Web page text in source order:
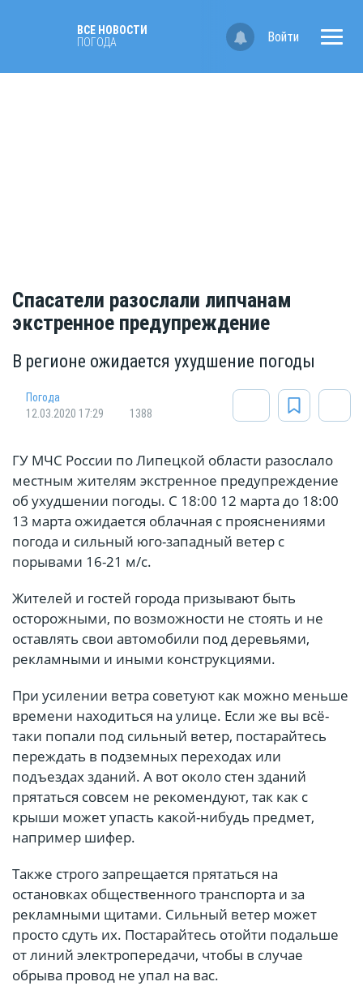
ВСЕ НОВОСТИ
ПОГОДА
Войти
Спасатели разослали липчанам
экстренное предупреждение
В регионе ожидается ухудшение погоды
Погода
12.03.2020 17:29
1388
ГУ МЧС России по Липецкой области разослало
местным жителям экстренное предупреждение
об ухудшении погоды. С 18:00 12 марта до 18:00
13 марта ожидается облачная с прояснениями
погода и сильный юго-западный ветер с
порывами 16-21 м/с.
Жителей и гостей города призывают быть
осторожными, по возможности не стоять и не
оставлять свои автомобили под деревьями,
рекламными и иными конструкциями.
При усилении ветра советуют как можно меньше
времени находиться на улице. Если же вы всё-
таки попали под сильный ветер, постарайтесь
переждать в подземных переходах или
подъездах зданий. А вот около стен зданий
прятаться совсем не рекомендуют, так как с
крыши может упасть какой-нибудь предмет,
например шифер.
Также строго запрещается прятаться на
остановках общественного транспорта и за
рекламными щитами. Сильный ветер может
просто сдуть их. Постарайтесь отойти подальше
от линий электропередачи, чтобы в случае
обрыва провод не упал на вас.